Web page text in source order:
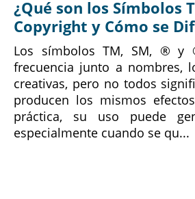
¿Qué son los Símbolos
Copyright y Cómo se
Los símbolos TM, SM, ® y
frecuencia junto a nombres,
creativas, pero no todos
producen los mismos
práctica, su uso puede
especialmente cuando se qu...